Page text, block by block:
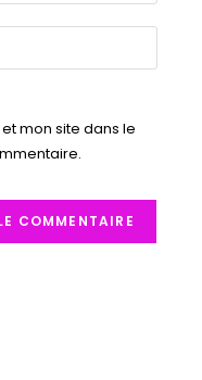
mon site dans le